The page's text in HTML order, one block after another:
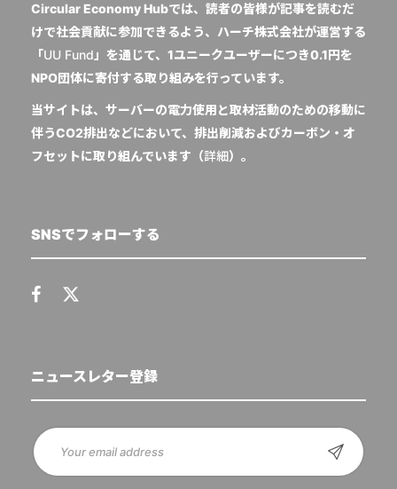
Circular Economy Hubでは、読者の皆様が記事を読むだ
けで社会貢献に参加できるよう、ハーチ株式会社が運営する
「UU Fund 」を通じて、1ユニークユーザーにつき0.1円を
NPO団体に寄付する取り組みを行っています。
当サイトは、サーバーの電力使用と取材活動のための移動に
伴うCO2排出などにおいて、排出削減およびカーボン・オ
フセットに取り組んでいます（詳細）。
SNSでフォローする
ニュースレター登録